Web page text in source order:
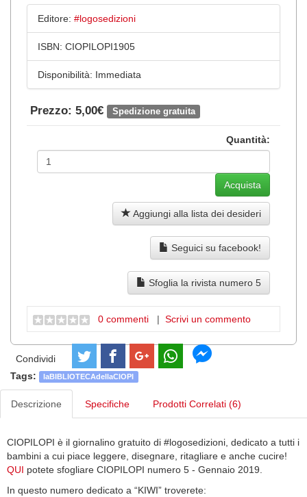
Editore: #logosedizioni
ISBN: CIOPILOPI1905
Disponibilità: Immediata
Prezzo: 5,00€ Spedizione gratuita
Quantità:
Aggiungi alla lista dei desideri
Seguici su facebook!
Sfoglia la rivista numero 5
0 commenti | Scrivi un commento
Condividi
Tags:
laBIBLIOTECAdellaCIOPI
Descrizione Specifiche Prodotti Correlati (6)
CIOPILOPI è il giornalino gratuito di #logosedizioni, dedicato a tutti i
bambini a cui piace leggere, disegnare, ritagliare e anche cucire!
QUI potete sfogliare CIOPILOPI numero 5 - Gennaio 2019.
In questo numero dedicato a “KIWI” troverete: